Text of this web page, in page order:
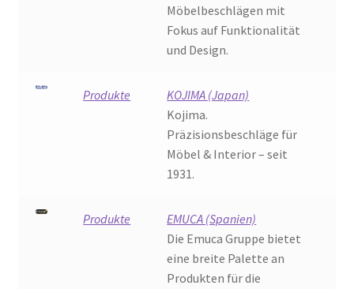
Möbelbeschlägen mit
Fokus auf Funktionalität
und Design.
Produkte
KOJIMA (Japan)
Kojima.
Präzisionsbeschläge für
Möbel & Interior – seit
1931.
Produkte
EMUCA (Spanien)
Die Emuca Gruppe bietet
eine breite Palette an
Produkten für die